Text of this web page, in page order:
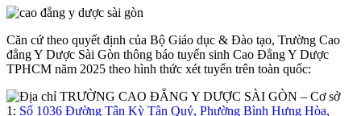
Căn cứ theo quyết định của Bộ Giáo dục & Đào tạo, Trường Cao
đẳng Y Dược Sài Gòn thông báo tuyển sinh Cao Đẳng Y Dược
TPHCM năm 2025 theo hình thức xét tuyển trên toàn quốc:
– Cơ sở
1: Số 1036 Đường Tân Kỳ Tân Quý, Phường Bình Hưng Hòa,